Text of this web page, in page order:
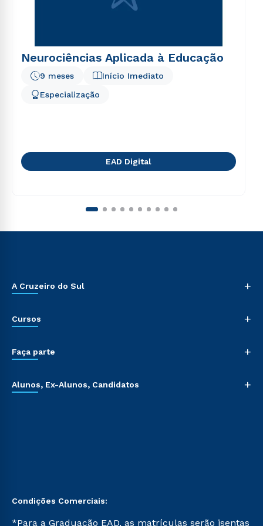
Neurociências Aplicada à Educação
Início Imediato
9 meses
Especialização
EAD Digital
A Cruzeiro do Sul +
Cursos +
Faça parte +
Alunos, Ex-Alunos, Candidatos +
Condições Comerciais:
*Para a Graduação EAD, as matrículas serão isentas